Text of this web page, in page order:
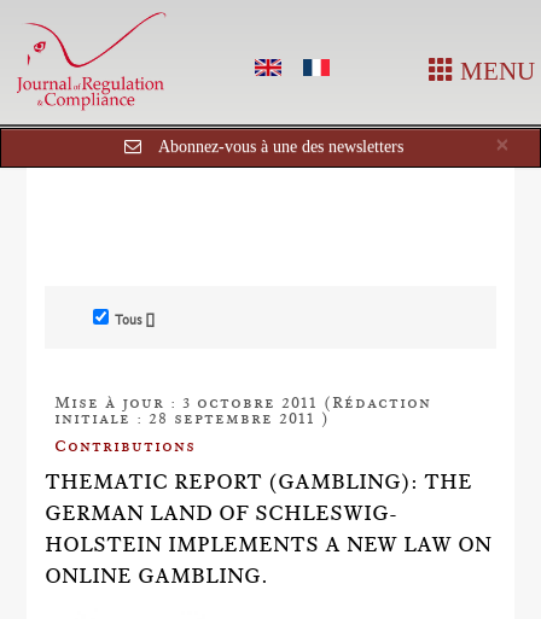
MENU
×
Abonnez-vous à une des newsletters
Tous []
Mise à jour : 3 octobre 2011 (Rédaction
initiale : 28 septembre 2011 )
Contributions
THEMATIC REPORT (GAMBLING): THE
GERMAN LAND OF SCHLESWIG-
HOLSTEIN IMPLEMENTS A NEW LAW ON
ONLINE GAMBLING.